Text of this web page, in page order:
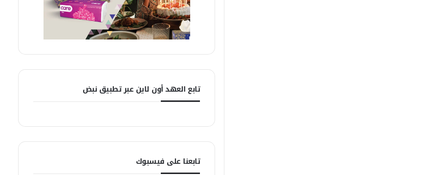
تابع العهد أون لاين عبر تطبيق نبض
تابعنا على فيسبوك